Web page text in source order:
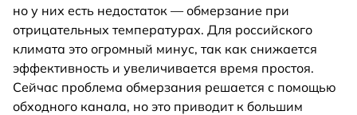
но у них есть недостаток — обмерзание при
отрицательных температурах. Для российского
климата это огромный минус, так как снижается
эффективность и увеличивается время простоя.
Сейчас проблема обмерзания решается с помощью
обходного канала, но это приводит к большим